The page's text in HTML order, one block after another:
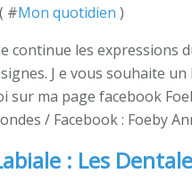
#Mon quotidien )
continue les expressions
J e vous souhaite
sur ma page facebook
/ Facebook : Foeby
: Les